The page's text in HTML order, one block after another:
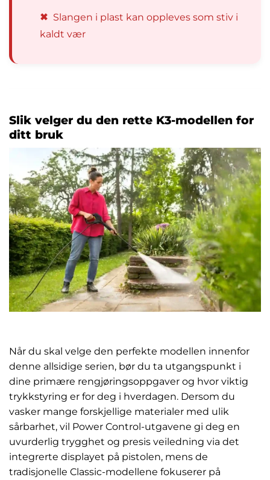
✖ Slangen i plast kan oppleves som stiv i
kaldt vær
Slik velger du den rette K3-modellen for
ditt bruk
Når du skal velge den perfekte modellen innenfor
denne allsidige serien, bør du ta utgangspunkt i
dine primære rengjøringsoppgaver og hvor viktig
trykkstyring er for deg i hverdagen. Dersom du
vasker mange forskjellige materialer med ulik
sårbarhet, vil Power Control-utgavene gi deg en
uvurderlig trygghet og presis veiledning via det
integrerte displayet på pistolen, mens de
tradisjonelle Classic-modellene fokuserer på